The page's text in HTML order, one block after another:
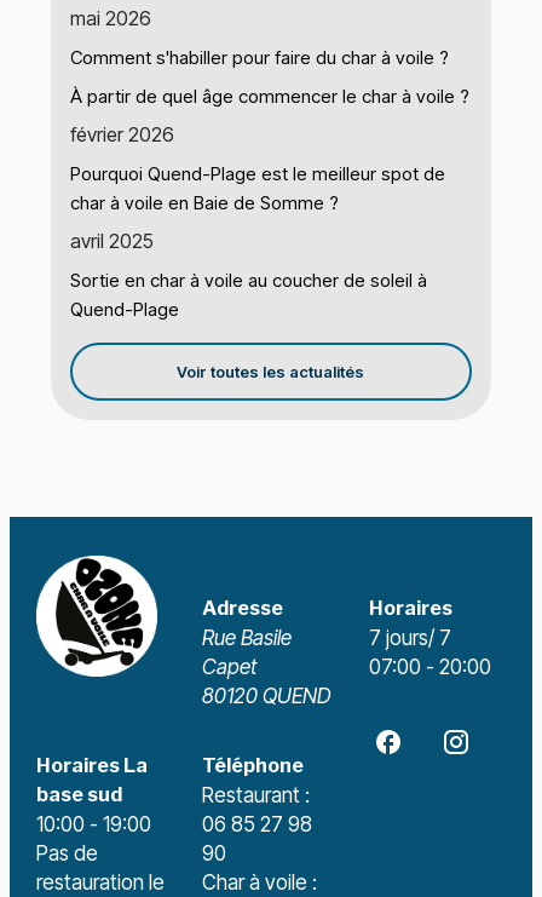
mai 2026
Comment s'habiller pour faire du char à voile ?
À partir de quel âge commencer le char à voile ?
février 2026
Pourquoi Quend-Plage est le meilleur spot de
char à voile en Baie de Somme ?
avril 2025
Sortie en char à voile au coucher de soleil à
Quend-Plage
Voir toutes les actualités
Adresse
Rue Basile
Capet
80120 QUEND
Horaires
7 jours/ 7
07:00 - 20:00
Horaires La
base sud
10:00 - 19:00
Pas de
restauration le
Téléphone
Restaurant :
06 85 27 98
90
Char à voile :